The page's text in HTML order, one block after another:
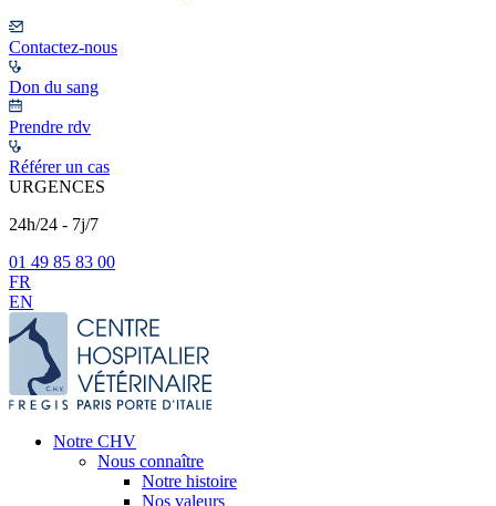
Contactez-nous
Don du sang
Prendre rdv
Référer un cas
URGENCES
24h/24 - 7j/7
01 49 85 83 00
FR
EN
Notre CHV
Nous connaître
Notre histoire
Nos valeurs